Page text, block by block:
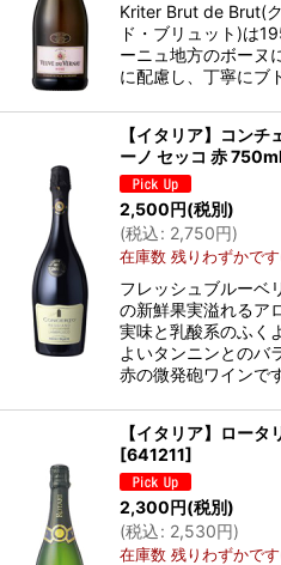
Kriter Brut de Brut(
ド・ブリュット)は
ーニュ地方のボーヌ
に配慮し、丁寧にブ
【イタリア】コン
ーノ セッコ 赤 750ml
2,500円(税別)
(税込: 2,750円)
在庫数 残りわずかで
フレッシュブルーベ
の新鮮果実溢れるア
実味と乳酸系のふく
よいタンニンとのバ
赤の微発砲ワインで
【イタリア】ロー
[641211]
2,300円(税別)
(税込: 2,530円)
在庫数 残りわずかで